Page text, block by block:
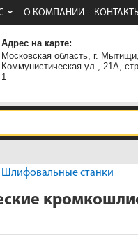
О КОМПАНИИ
Адрес на карте:
Московская область, г. Мытищи,
Коммунистическая ул., 21А,
1
Шлифовальные станки